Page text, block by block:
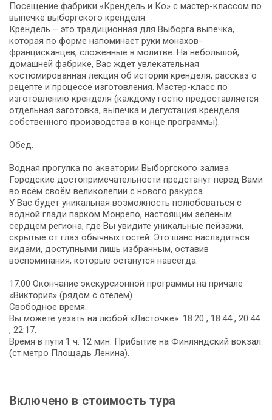
Посещение фабрики «Крендель и Ко» с мастер-классом по
выпечке выборгского кренделя
Крендель – это традиционная для Выборга выпечка,
которая по форме напоминает руки монахов-
францисканцев, сложенные в молитве. На небольшой,
домашней фабрике, Вас ждет увлекательная
костюмированная лекция об истории кренделя, рассказ о
рецепте и процессе изготовления. Мастер-класс по
изготовлению кренделя (каждому гостю предоставляется
отдельная заготовка, выпечка и дегустация кренделя
собственного производства в конце программы).
Обед.
Водная прогулка по акватории Выборгского залива
Городские достопримечательности предстанут перед Вами
во всём своём великолепии с нового ракурса.
У Вас будет уникальная возможность полюбоваться с
водной глади парком Монрепо, настоящим зелёным
сердцем региона, где Вы увидите уникальные пейзажи,
скрытые от глаз обычных гостей. Это шанс насладиться
видами, доступными лишь избранным, оставив
воспоминания, которые останутся навсегда.
17:00 Окончание экскурсионной программы на причале
«Виктория» (рядом с отелем).
Свободное время.
Вы можете уехать на любой «Ласточке»: 18:20 , 18:44 , 20:44
, 22:17.
Время в пути 1 ч. 12 мин. Прибытие на Финляндский вокзал.
(ст.метро Площадь Ленина).
Включено в стоимость тура